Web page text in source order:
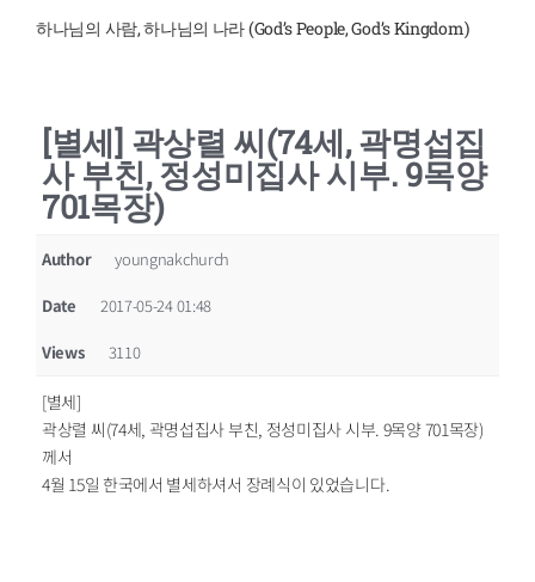
하나님의 사람, 하나님의 나라 (God’s People, God’s Kingdom)
[별세] 곽상렬 씨(74세, 곽명섭집
사 부친, 정성미집사 시부. 9목양
701목장)
Author youngnakchurch
Date 2017-05-24 01:48
Views 3110
[별세]
곽상렬 씨(74세, 곽명섭집사 부친, 정성미집사 시부. 9목양 701목장)
께서
4월 15일 한국에서 별세하셔서 장례식이 있었습니다.